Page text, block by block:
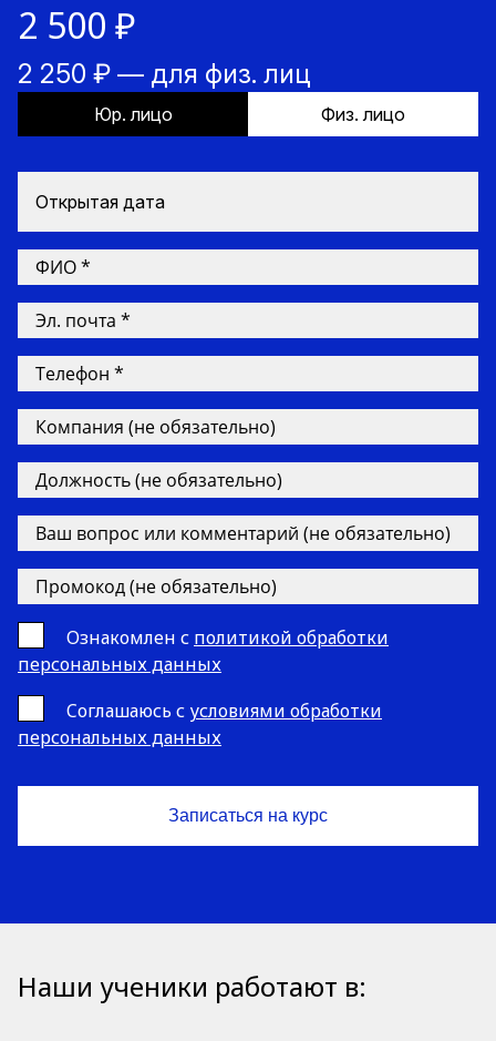
2 500 ₽
2 250 ₽ — для физ. лиц
Юр. лицо Физ. лицо
Открытая дата
Ознакомлен с политикой обработки
персональных данных
Cоглашаюсь с условиями обработки
персональных данных
Наши ученики работают в: